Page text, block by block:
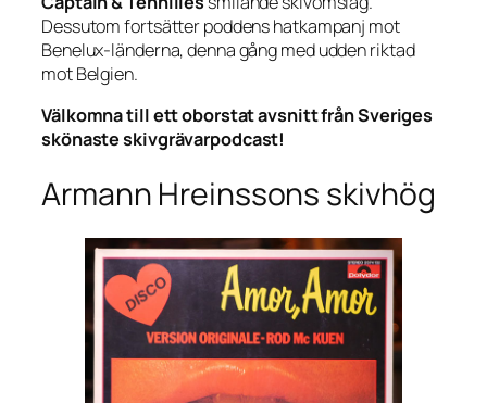
Dessutom fortsätter poddens hatkampanj mot
Benelux-länderna, denna gång med udden riktad
mot Belgien.
Välkomna till ett oborstat avsnitt från Sveriges
skönaste skivgrävarpodcast!
Armann Hreinssons skivhög